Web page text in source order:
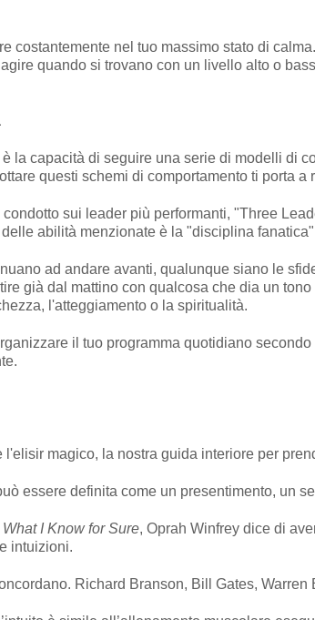
costantemente nel tuo massimo stato di
quando si trovano con un livello alto o
la capacità di seguire una serie di modelli di
questi schemi di comportamento ti porta
condotto sui leader più performanti, "Three
abilità menzionate è la "disciplina
ad andare avanti, qualunque siano le
già dal mattino con qualcosa che dia un
l'atteggiamento o la spiritualità.
il tuo programma quotidiano
l'elisir magico, la nostra guida interiore per
essere definita come un presentimento, un
What I Know for Sure, Oprah Winfrey dice di
intuizioni.
Richard Branson, Bill Gates,